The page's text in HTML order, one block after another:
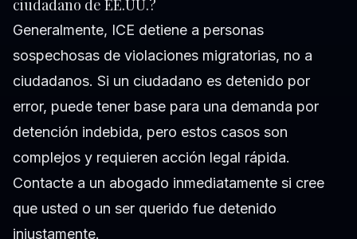
ciudadano de EE.UU.?
Generalmente, ICE detiene a personas
sospechosas de violaciones migratorias, no a
ciudadanos. Si un ciudadano es detenido por
error, puede tener base para una demanda por
detención indebida, pero estos casos son
complejos y requieren acción legal rápida.
Contacte a un abogado inmediatamente si cree
que usted o un ser querido fue detenido
injustamente.